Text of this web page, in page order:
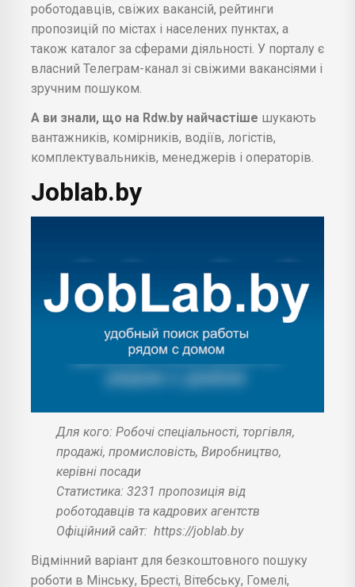
роботодавців, свіжих вакансій, рейтинги
пропозицій по містах і населених пунктах, а
також каталог за сферами діяльності. У порталу є
власний Телеграм-канал зі свіжими вакансіями і
зручним пошуком.
А ви знали, що на Rdw.by найчастіше шукають
вантажників, комірників, водіїв, логістів,
комплектувальників, менеджерів і операторів.
Joblab.by
Для кого: Робочі спеціальності, торгівля,
продажі, промисловість, Виробництво,
керівні посади
Статистика: 3231 пропозиція від
роботодавців та кадрових агентств
Офіційний сайт: https://joblab.by
Відмінний варіант для безкоштовного пошуку
роботи в Мінську, Бресті, Вітебську, Гомелі,